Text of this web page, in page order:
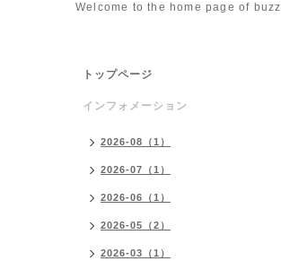
Welcome to the home page of buzz
トップページ
インフォメーション
2026-08（1）
2026-07（1）
2026-06（1）
2026-05（2）
2026-03（1）